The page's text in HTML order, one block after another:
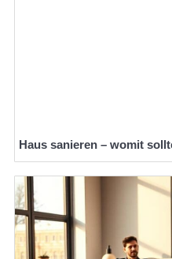
Haus sanieren – womit